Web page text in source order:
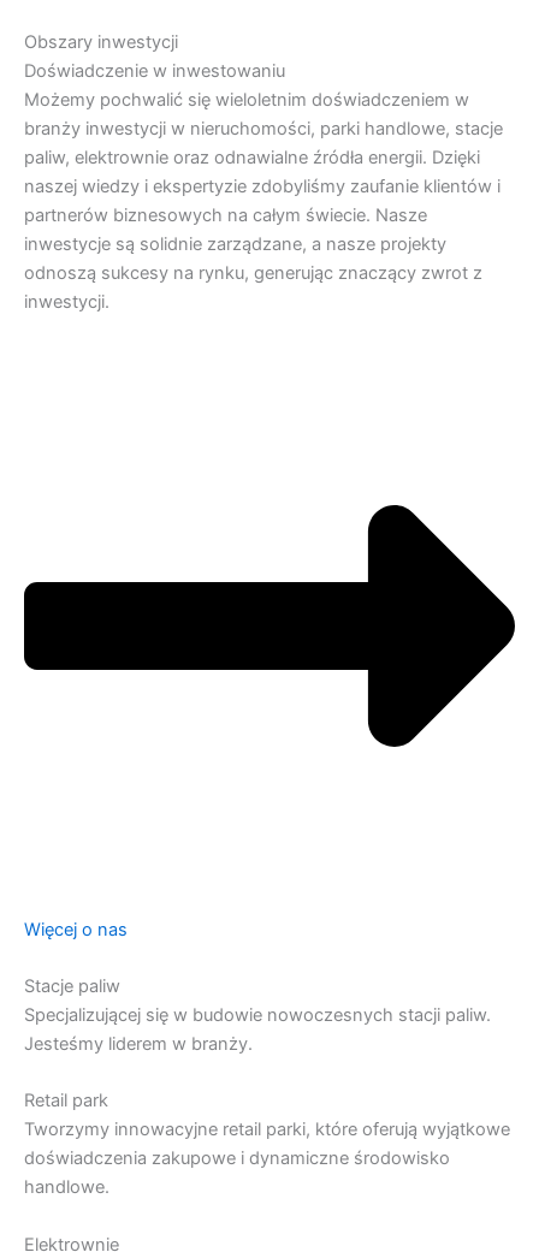
Obszary inwestycji
Doświadczenie w inwestowaniu
Możemy pochwalić się wieloletnim doświadczeniem w
branży inwestycji w nieruchomości, parki handlowe, stacje
paliw, elektrownie oraz odnawialne źródła energii. Dzięki
naszej wiedzy i ekspertyzie zdobyliśmy zaufanie klientów i
partnerów biznesowych na całym świecie. Nasze
inwestycje są solidnie zarządzane, a nasze projekty
odnoszą sukcesy na rynku, generując znaczący zwrot z
inwestycji.
Więcej o nas
Stacje paliw
Specjalizującej się w budowie nowoczesnych stacji paliw.
Jesteśmy liderem w branży.
Retail park
Tworzymy innowacyjne retail parki, które oferują wyjątkowe
doświadczenia zakupowe i dynamiczne środowisko
handlowe.
Elektrownie